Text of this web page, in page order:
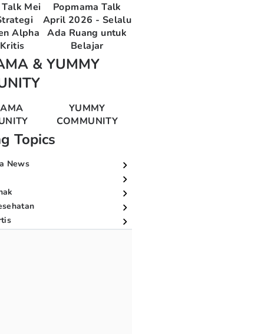
Mei
Alpha
Popmama Talk
April 2026 - Selalu
Ada Ruang untuk
Belajar
& YUMMY
YUMMY
COMMUNITY
Topics
News